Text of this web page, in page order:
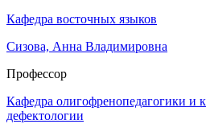
Кафедра восточных языков
Сизова, Анна Владимировна
Профессор
Кафедра олигофренопедагогики и
дефектологии